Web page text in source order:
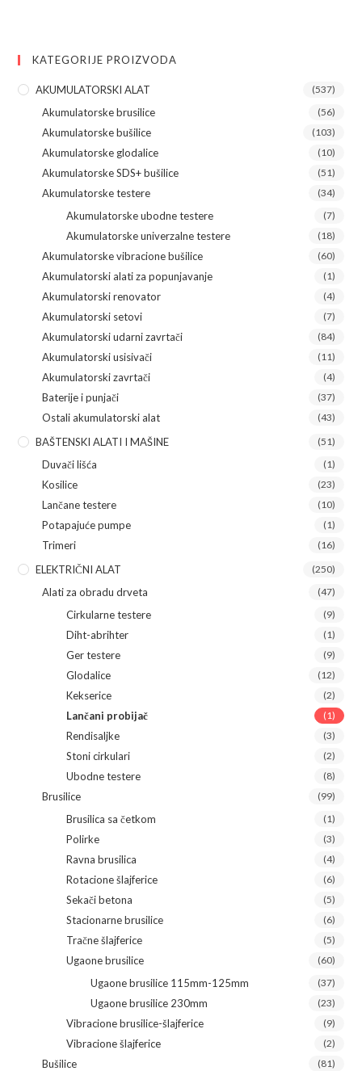
KATEGORIJE PROIZVODA
AKUMULATORSKI ALAT (537)
Akumulatorske brusilice (56)
Akumulatorske bušilice (103)
Akumulatorske glodalice (10)
Akumulatorske SDS+ bušilice (51)
Akumulatorske testere (34)
Akumulatorske ubodne testere (7)
Akumulatorske univerzalne testere (18)
Akumulatorske vibracione bušilice (60)
Akumulatorski alati za popunjavanje (1)
Akumulatorski renovator (4)
Akumulatorski setovi (7)
Akumulatorski udarni zavrtači (84)
Akumulatorski usisivači (11)
Akumulatorski zavrtači (4)
Baterije i punjači (37)
Ostali akumulatorski alat (43)
BAŠTENSKI ALATI I MAŠINE (51)
Duvači lišća (1)
Kosilice (23)
Lančane testere (10)
Potapajuće pumpe (1)
Trimeri (16)
ELEKTRIČNI ALAT (250)
Alati za obradu drveta (47)
Cirkularne testere (9)
Diht-abrihter (1)
Ger testere (9)
Glodalice (12)
Kekserice (2)
Lančani probijač (1)
Rendisaljke (3)
Stoni cirkulari (2)
Ubodne testere (8)
Brusilice (99)
Brusilica sa četkom (1)
Polirke (3)
Ravna brusilica (4)
Rotacione šlajferice (6)
Sekači betona (5)
Stacionarne brusilice (6)
Tračne šlajferice (5)
Ugaone brusilice (60)
Ugaone brusilice 115mm-125mm (37)
Ugaone brusilice 230mm (23)
Vibracione brusilice-šlajferice (9)
Vibracione šlajferice (2)
Bušilice (81)